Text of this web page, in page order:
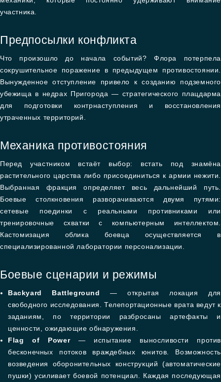
участника.
Предпосылки конфликта
Что произошло до начала событий? Флора потерпела
сокрушительное поражение в предыдущем противостоянии.
Вынужденное отступление привело к созданию подземного
убежища в недрах Пригорода — стратегического плацдарма
для подготовки контрнаступления и восстановления
утраченных территорий.
Механика противостояния
Перед участником встаёт выбор: встать под знамёна
растительного царства либо присоединиться к армии нежити.
Выбранная фракция определяет весь дальнейший путь.
Боевые столкновения разворачиваются двумя путями:
сетевые поединки с реальными противниками или
тренировочные схватки с компьютерным интеллектом.
Кастомизация облика боевца осуществляется в
специализированной лаборатории персонализации.
Боевые сценарии и режимы
Backyard Battleground — открытая локация для
свободного исследования. Телепортационные врата ведут к
заданиям, по территории разбросаны артефакты и
ценности, ожидающие обнаружения.
Flag of Power— испытание выносливости против
бесконечных потоков враждебных юнитов. Возможность
возведения оборонительных конструкций (автоматические
пушки) усиливает боевой потенциал. Каждая последующая